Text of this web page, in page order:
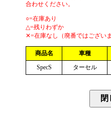
合わせください。
○=在庫あり
△=残りわずか
✕=在庫なし（廃番ではございま
商品名 車種
SpecS
ターセル